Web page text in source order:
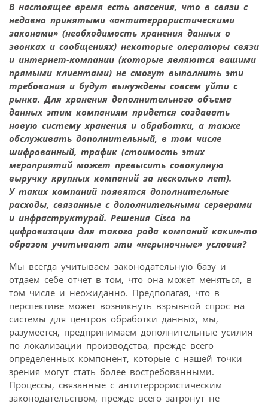
В настоящее время есть опасения, что в связи с
недавно принятыми «антитеррористическими
законами» (необходимость хранения данных о
звонках и сообщениях) некоторые операторы связи
и интернет-компании (которые являются вашими
прямыми клиентами) не смогут выполнить эти
требования и будут вынуждены совсем уйти с
рынка. Для хранения дополнительного объема
данных этим компаниям придется создавать
новую систему хранения и обработки, а также
обслуживать дополнительный, в том числе
шифрованный, трафик (стоимость этих
мероприятий может превысить совокупную
выручку крупных компаний за несколько лет).
У таких компаний появятся дополнительные
расходы, связанные с дополнительными серверами
и инфраструктурой. Решения Cisco по
цифровизации для такого рода компаний каким-то
образом учитывают эти «нерыночные» условия?
Мы всегда учитываем законодательную базу и
отдаем себе отчет в том, что она может меняться, в
том числе и неожиданно. Предполагая, что в
перспективе может возникнуть взрывной спрос на
системы для центров обработки данных, мы,
разумеется, предпринимаем дополнительные усилия
по локализации производства, прежде всего
определенных компонент, которые с нашей точки
зрения могут стать более востребованными.
Процессы, связанные с антитеррористическим
законодательством, прежде всего затронут не